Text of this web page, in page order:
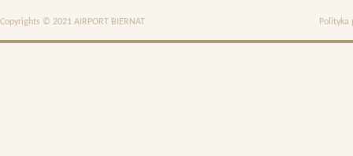
Copyrights © 2021 AIRPORT BIERNAT Polityka